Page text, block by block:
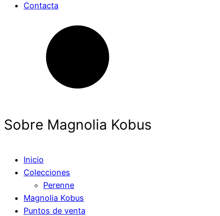
Contacta
Sobre Magnolia Kobus
Inicio
Colecciones
Perenne
Magnolia Kobus
Puntos de venta